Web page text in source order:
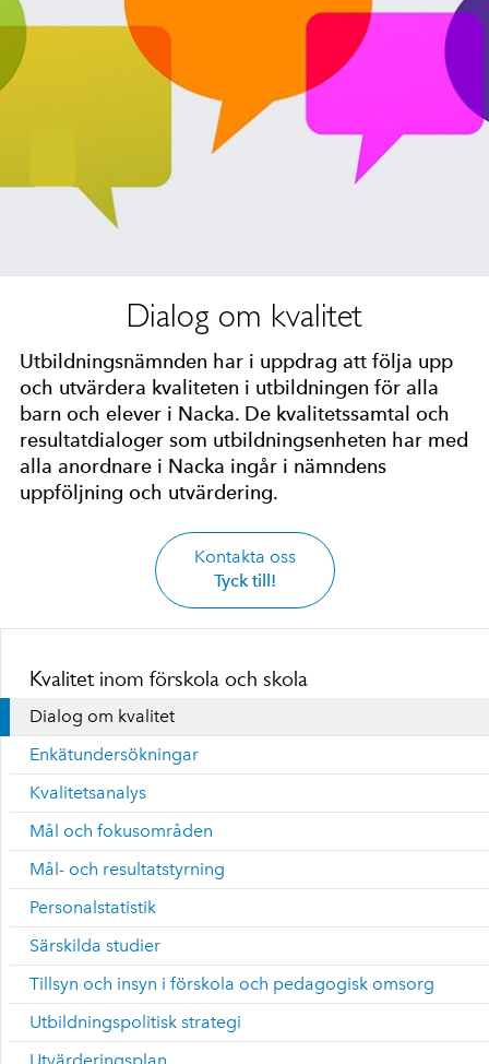
Dialog om kvalitet
Utbildningsnämnden har i uppdrag att följa upp
och utvärdera kvaliteten i utbildningen för alla
barn och elever i Nacka. De kvalitetssamtal och
resultatdialoger som utbildningsenheten har med
alla anordnare i Nacka ingår i nämndens
uppföljning och utvärdering.
Kontakta oss
Tyck till!
Kvalitet inom förskola och skola
Dialog om kvalitet
Enkätundersökningar
Kvalitetsanalys
Mål och fokusområden
Mål- och resultatstyrning
Personalstatistik
Särskilda studier
Tillsyn och insyn i förskola och pedagogisk omsorg
Utbildningspolitisk strategi